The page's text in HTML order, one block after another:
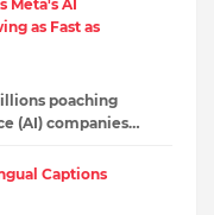
Meta's AI
as Fast as
poaching
(AI) companies…
Captions